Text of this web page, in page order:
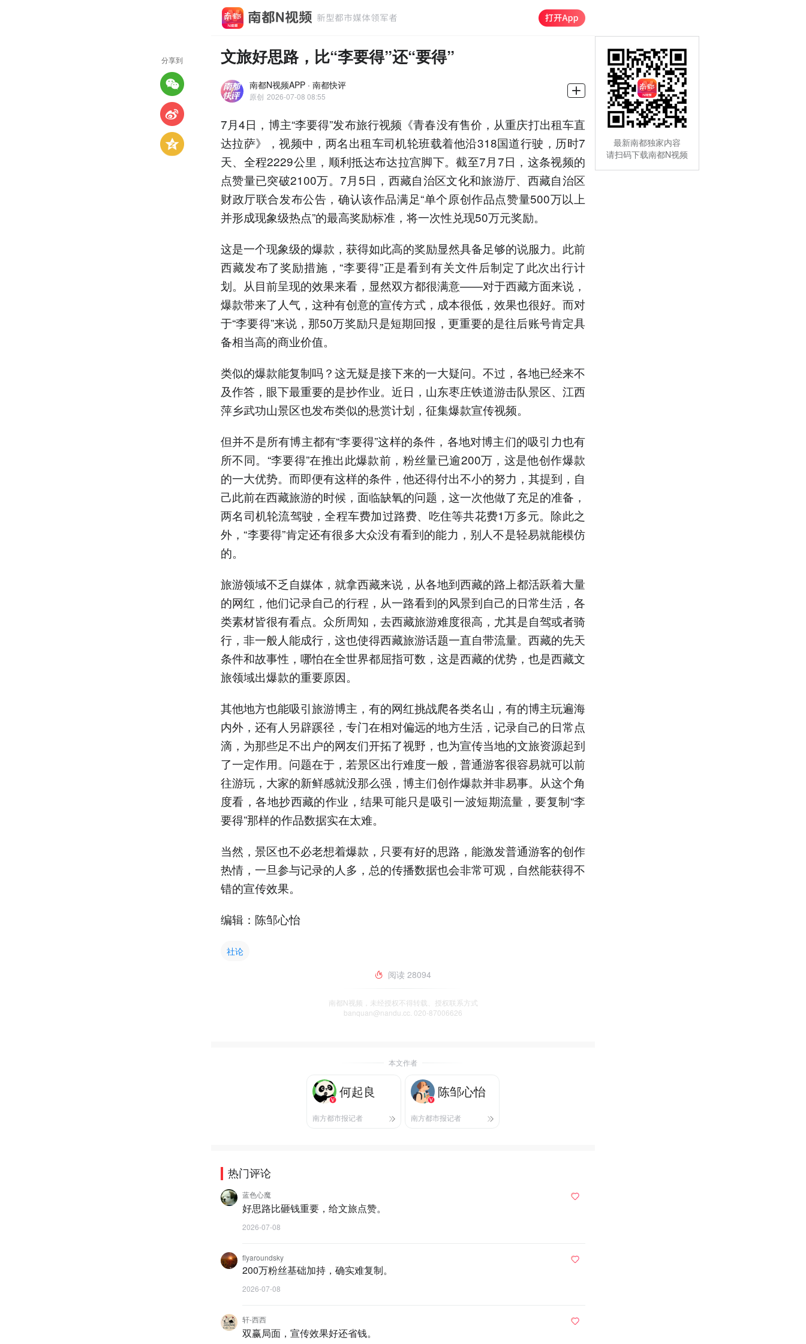
文旅好思路，比“李要得”还“要得”
南都N视频APP · 南都快评
原创 2026-07-08 08:55
7月4日，博主“李要得”发布旅行视频《青春没有售价，从重庆打出租车直
达拉萨》，视频中，两名出租车司机轮班载着他沿318国道行驶，历时7
天、全程2229公里，顺利抵达布达拉宫脚下。截至7月7日，这条视频的
点赞量已突破2100万。7月5日，西藏自治区文化和旅游厅、西藏自治区
财政厅联合发布公告，确认该作品满足“单个原创作品点赞量500万以上
并形成现象级热点”的最高奖励标准，将一次性兑现50万元奖励。
这是一个现象级的爆款，获得如此高的奖励显然具备足够的说服力。此前
西藏发布了奖励措施，“李要得”正是看到有关文件后制定了此次出行计
划。从目前呈现的效果来看，显然双方都很满意——对于西藏方面来说，
爆款带来了人气，这种有创意的宣传方式，成本很低，效果也很好。而对
于“李要得”来说，那50万奖励只是短期回报，更重要的是往后账号肯定具
备相当高的商业价值。
类似的爆款能复制吗？这无疑是接下来的一大疑问。不过，各地已经来不
及作答，眼下最重要的是抄作业。近日，山东枣庄铁道游击队景区、江西
萍乡武功山景区也发布类似的悬赏计划，征集爆款宣传视频。
但并不是所有博主都有“李要得”这样的条件，各地对博主们的吸引力也有
所不同。“李要得”在推出此爆款前，粉丝量已逾200万，这是他创作爆款
的一大优势。而即便有这样的条件，他还得付出不小的努力，其提到，自
己此前在西藏旅游的时候，面临缺氧的问题，这一次他做了充足的准备，
两名司机轮流驾驶，全程车费加过路费、吃住等共花费1万多元。除此之
外，“李要得”肯定还有很多大众没有看到的能力，别人不是轻易就能模仿
的。
旅游领域不乏自媒体，就拿西藏来说，从各地到西藏的路上都活跃着大量
的网红，他们记录自己的行程，从一路看到的风景到自己的日常生活，各
类素材皆很有看点。众所周知，去西藏旅游难度很高，尤其是自驾或者骑
行，非一般人能成行，这也使得西藏旅游话题一直自带流量。西藏的先天
条件和故事性，哪怕在全世界都屈指可数，这是西藏的优势，也是西藏文
旅领域出爆款的重要原因。
其他地方也能吸引旅游博主，有的网红挑战爬各类名山，有的博主玩遍海
内外，还有人另辟蹊径，专门在相对偏远的地方生活，记录自己的日常点
滴，为那些足不出户的网友们开拓了视野，也为宣传当地的文旅资源起到
了一定作用。问题在于，若景区出行难度一般，普通游客很容易就可以前
往游玩，大家的新鲜感就没那么强，博主们创作爆款并非易事。从这个角
度看，各地抄西藏的作业，结果可能只是吸引一波短期流量，要复制“李
要得”那样的作品数据实在太难。
当然，景区也不必老想着爆款，只要有好的思路，能激发普通游客的创作
热情，一旦参与记录的人多，总的传播数据也会非常可观，自然能获得不
错的宣传效果。
编辑：陈邹心怡
社论
阅读 28094
南都N视频，未经授权不得转载、授权联系方式
banquan@nandu.cc. 020-87006626
本文作者
何起良
南方都市报记者
陈邹心怡
南方都市报记者
热门评论
蓝色心魔
好思路比砸钱重要，给文旅点赞。
2026-07-08
flyaroundsky
200万粉丝基础加持，确实难复制。
2026-07-08
轩-西西
双赢局面，宣传效果好还省钱。
分享到
最新南都独家内容
请扫码下载南都N视频